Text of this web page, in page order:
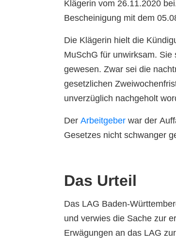
Klägerin vom 26.11.2020
Bescheinigung mit dem
Die Klägerin hielt die
MuSchG für unwirksam.
gewesen. Zwar sei die
gesetzlichen
unverzüglich nachgeholt
Der Arbeitgeber war der
Gesetzes nicht schwanger
Das Urteil
Das LAG Baden-
und verwies die Sache zur
Erwägungen an das LAG